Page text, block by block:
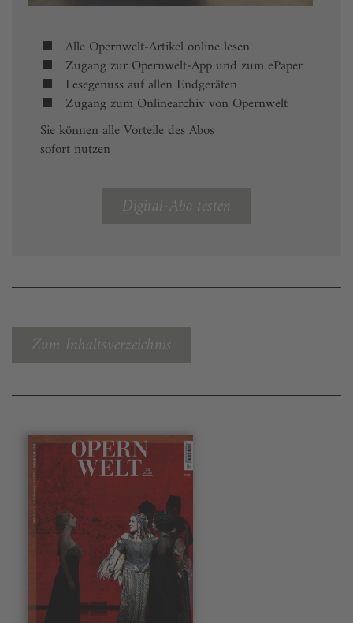
Alle Opernwelt-Artikel online lesen
Zugang zur Opernwelt-App und zum ePaper
Lesegenuss auf allen Endgeräten
Zugang zum Onlinearchiv von Opernwelt
Sie können alle Vorteile des Abos
sofort nutzen
Digital-Abo testen
Zum Inhaltsverzeichnis